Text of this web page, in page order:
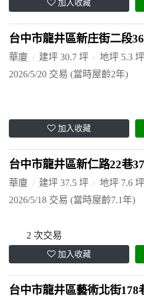
加入收藏
台中市龍井區新庄街二段
華廈 建坪 30.7 坪 地坪 5.3 坪
2026/5/20 交易 (當時屋齡2年)
加入收藏
台中市龍井區新仁路22巷
華廈 建坪 37.5 坪 地坪 7.6 坪
2026/5/18 交易 (當時屋齡7.1年)
2 次交易
加入收藏
台中市龍井區藝術北街178